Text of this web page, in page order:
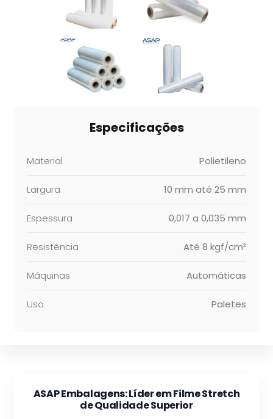
Especificações
Material Polietileno
Largura 10 mm até 25 mm
Espessura 0,017 a 0,035 mm
Resistência Até 8 kgf/cm²
Máquinas Automáticas
Uso Paletes
ASAP Embalagens: Líder em Filme Stretch
de Qualidade Superior